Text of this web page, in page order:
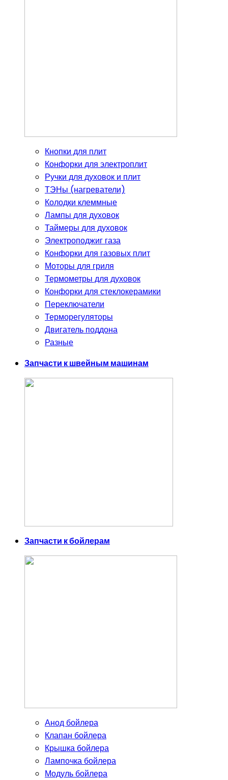
Кнопки для плит
Конфорки для электроплит
Ручки для духовок и плит
ТЭНы (нагреватели)
Колодки клеммные
Лампы для духовок
Таймеры для духовок
Электроподжиг газа
Конфорки для газовых плит
Моторы для гриля
Термометры для духовок
Конфорки для стеклокерамики
Переключатели
Терморегуляторы
Двигатель поддона
Разные
Запчасти к швейным машинам
Запчасти к бойлерам
Анод бойлера
Клапан бойлера
Крышка бойлера
Лампочка бойлера
Модуль бойлера